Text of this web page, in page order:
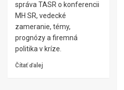
správa TASR o konferencii
MH SR, vedecké
zameranie, témy,
prognózy a firemná
politika v kríze.
Čítať ďalej